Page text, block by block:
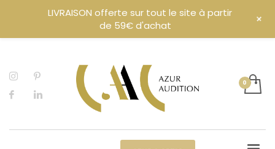
LIVRAISON offerte sur tout le site à partir
de 59€ d'achat
+